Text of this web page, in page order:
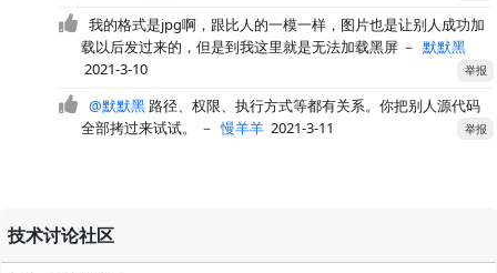
我的格式是jpg啊，跟比人的一模一样，图片也是让别人成功加
载以后发过来的，但是到我这里就是无法加载黑屏 － 默默黑
2021-3-10
举报
@默默黑 路径、权限、执行方式等都有关系。你把别人源代码
全部拷过来试试。
－慢羊羊 2021-3-11 举报
技术讨论社区